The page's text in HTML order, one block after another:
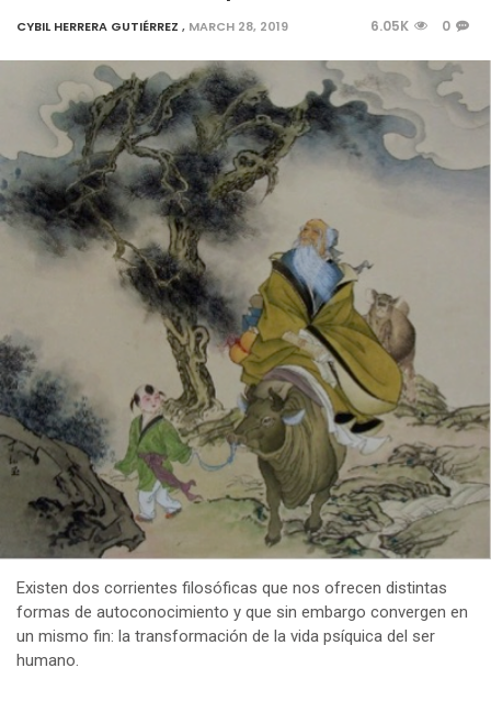
CYBIL HERRERA GUTIÉRREZ , MARCH 28, 2019 6.05K 0
Existen dos corrientes filosóficas que nos ofrecen distintas
formas de autoconocimiento y que sin embargo convergen en
un mismo fin: la transformación de la vida psíquica del ser
humano.